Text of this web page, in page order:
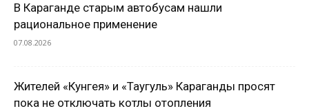
В Караганде старым автобусам нашли
рациональное применение
07.08.2026
Жителей «Кунгея» и «Таугуль» Караганды просят
пока не отключать котлы отопления